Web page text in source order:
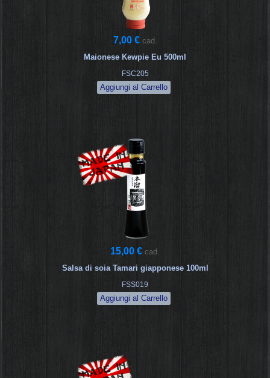
7,00 € cad.
Maionese Kewpie Eu 500ml
FSC205
15,00 € cad.
Salsa di soia Tamari giapponese 100ml
FSS019